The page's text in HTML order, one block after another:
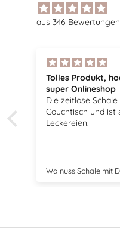
aus 346 Bewertungen
Verarbeitung,
passt perfekt auf meinen
stets gefüllt mit kleinen
- shiny mole